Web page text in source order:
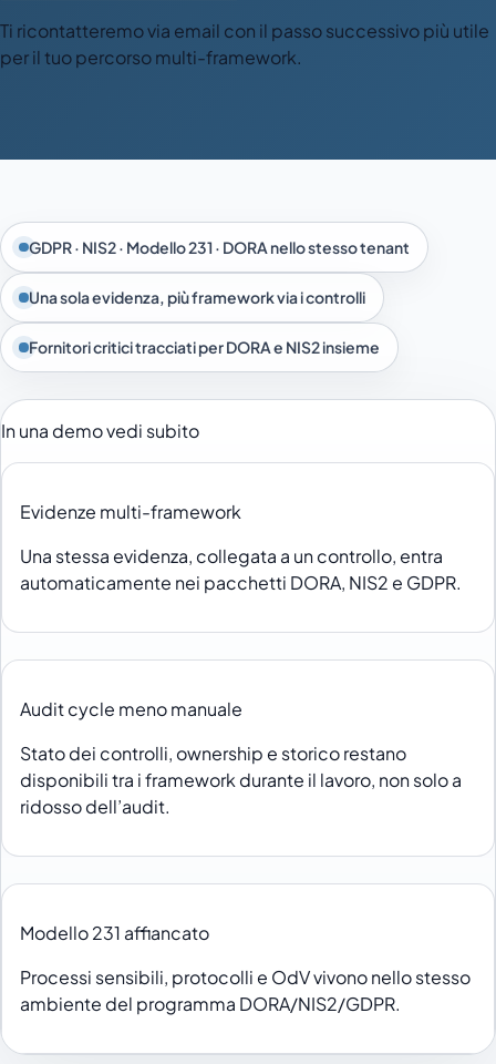
Ti ricontatteremo via email con il passo successivo più utile
per il tuo percorso multi-framework.
GDPR · NIS2 · Modello 231 · DORA nello stesso tenant
Una sola evidenza, più framework via i controlli
Fornitori critici tracciati per DORA e NIS2 insieme
In una demo vedi subito
Evidenze multi-framework
Una stessa evidenza, collegata a un controllo, entra
automaticamente nei pacchetti DORA, NIS2 e GDPR.
Audit cycle meno manuale
Stato dei controlli, ownership e storico restano
disponibili tra i framework durante il lavoro, non solo a
ridosso dell’audit.
Modello 231 affiancato
Processi sensibili, protocolli e OdV vivono nello stesso
ambiente del programma DORA/NIS2/GDPR.